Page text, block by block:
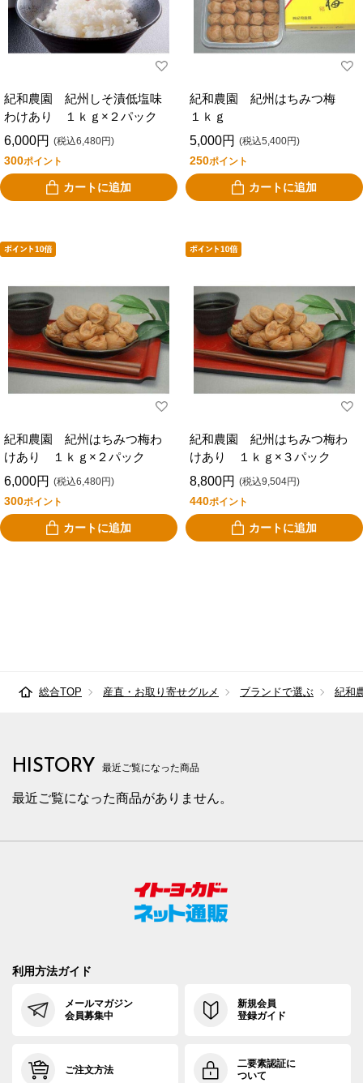
紀和農園 紀州しそ漬低塩味
わけあり １ｋｇ×２パック
6,000円 (税込6,480円)
300ポイント
カートに追加
紀和農園 紀州はちみつ梅
１ｋｇ
5,000円 (税込5,400円)
250ポイント
カートに追加
紀和農園 紀州はちみつ梅わ
けあり １ｋｇ×２パック
6,000円 (税込6,480円)
300ポイント
カートに追加
紀和農園 紀州はちみつ梅わ
けあり １ｋｇ×３パック
8,800円 (税込9,504円)
440ポイント
カートに追加
総合TOP 産直・お取り寄せグルメ ブランドで選ぶ 紀和
HISTORY 最近ご覧になった商品
最近ご覧になった商品がありません。
利用方法ガイド
メールマガジン
会員募集中
新規会員
登録ガイド
ご注文方法
二要素認証に
ついて